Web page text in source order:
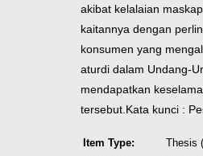
akibat kelalaian
kaitannya dengan
konsumen yang
aturdi dalam Undang-
mendapatkan
tersebut.Kata kunci :
Item Type:
Thesis